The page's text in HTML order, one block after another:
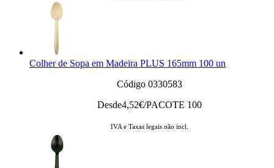
Colher de Sopa em Madeira PLUS 165mm 100 un
Código 0330583
Desde4,52€/PACOTE 100
IVA e Taxas legais não incl.